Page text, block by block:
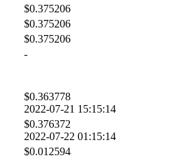
$0.375206
$0.375206
$0.375206
-
$0.363778
2022-07-21 15:15:14
$0.376372
2022-07-22 01:15:14
$0.012594